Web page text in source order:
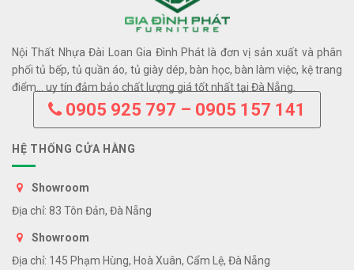
Nội Thất Nhựa Đài Loan Gia Đình Phát là đơn vị sản xuất và phân
phối tủ bếp, tủ quần áo, tủ giày dép, bàn học, bàn làm việc, kệ trang
điểm… uy tín đảm bảo chất lượng giá tốt nhất tại Đà Nẵng.
0905 925 797 – 0905 157 141
HỆ THỐNG CỬA HÀNG
Showroom
Địa chỉ: 83 Tôn Đản, Đà Nẵng
Showroom
Địa chỉ: 145 Phạm Hùng, Hoà Xuân, Cẩm Lệ, Đà Nẵng